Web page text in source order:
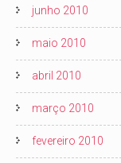
junho 2010
maio 2010
abril 2010
março 2010
fevereiro 2010